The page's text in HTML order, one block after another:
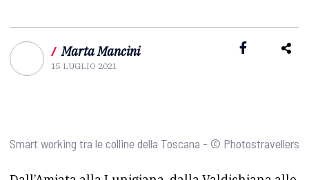
/ Marta Mancini
15 LUGLIO 2021
Smart working tra le colline della Toscana - © Photostravellers